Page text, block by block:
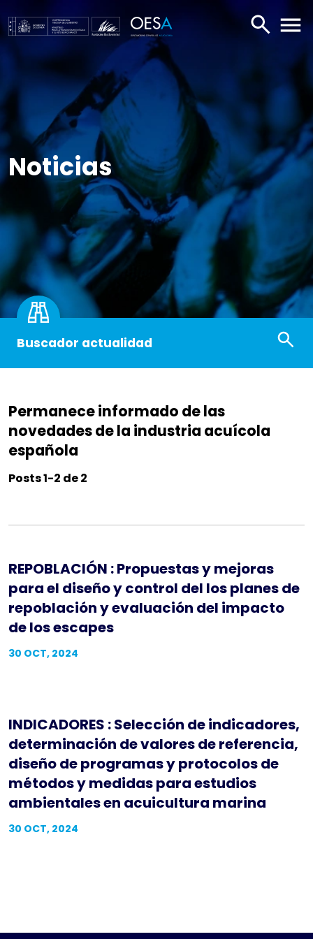
Noticias
Permanece informado de las
novedades de la industria acuícola
española
Posts 1-2 de 2
REPOBLACIÓN : Propuestas y mejoras
para el diseño y control del los planes de
repoblación y evaluación del impacto
de los escapes
30 OCT, 2024
INDICADORES : Selección de indicadores,
determinación de valores de referencia,
diseño de programas y protocolos de
métodos y medidas para estudios
ambientales en acuicultura marina
30 OCT, 2024
Buscador actualidad